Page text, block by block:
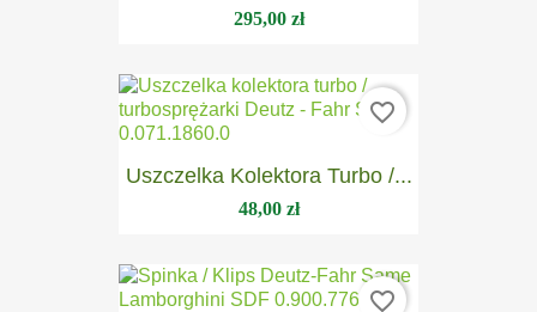
295,00 zł
Uszczelka Kolektora Turbo /...
48,00 zł
favorite_border
favorite_border